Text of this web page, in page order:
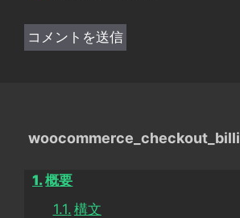
概要
構文